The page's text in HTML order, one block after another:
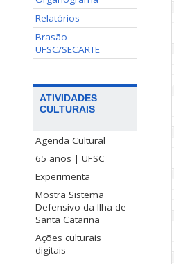
Relatórios
Brasão
UFSC/SECARTE
ATIVIDADES
CULTURAIS
Agenda Cultural
65 anos | UFSC
Experimenta
Mostra Sistema
Defensivo da Ilha de
Santa Catarina
Ações culturais
digitais